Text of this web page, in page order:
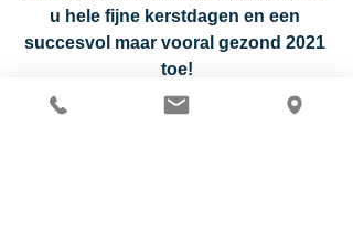
u hele fijne kerstdagen en een
succesvol maar vooral gezond 2021
toe!